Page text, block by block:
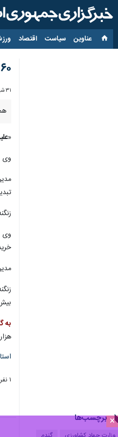
عناوین‌ سیاست اقتصاد
×
۶۰ هزار تُن گندم از کشاورزان ملایری خریداری شد
۳۱ شهریور ۱۴۰۳، ۸:۳۰
«
وی افزود: سال ۱۴۰۱ بیش از ۱۴
زنگنه بیان کرد: سیلوی ۲۰
خرید
مدیر
بیش از ۳۵ هزار تُن جو در این شهرستان
به
۱ نفر
برچسب‌ها
وزارت جهاد کشاورزی گندم